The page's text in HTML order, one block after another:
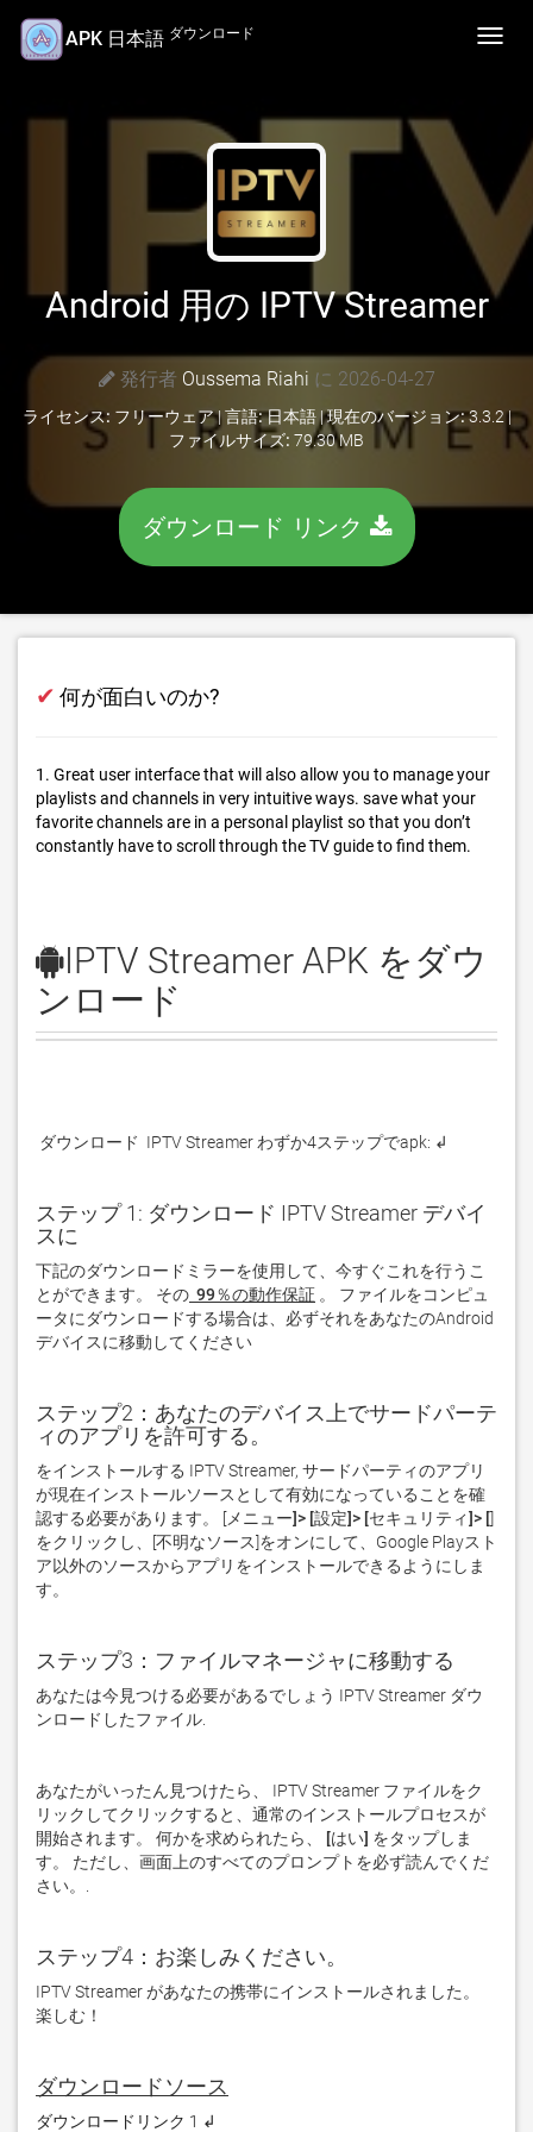
APK 日本語 ダウンロード
Android 用の IPTV Streamer
発行者 Oussema Riahi に 2026-04-27
ライセンス: フリーウェア |言語:日本語 |現在のバージョン:3.3.2 |
ファイルサイズ: 79.30 MB
ダウンロード リンク
✔ 何が面白いのか?
1. Great user interface that will also allow you to manage your
playlists and channels in very intuitive ways. save what your
favorite channels are in a personal playlist so that you don’t
constantly have to scroll through the TV guide to find them.
IPTV Streamer APK をダウ
ンロード
ダウンロード  IPTV Streamer わずか4ステップでapk: ↲
ステップ 1: ダウンロード IPTV Streamer デバイ
スに
下記のダウンロードミラーを使用して、今すぐこれを行うこ
とができます。 その 99％の動作保証 。 ファイルをコンピュ
ータにダウンロードする場合は、必ずそれをあなたのAndroid
デバイスに移動してください
ステップ2：あなたのデバイス上でサードパーテ
ィのアプリを許可する。
をインストールする IPTV Streamer, サードパーティのアプリ
が現在インストールソースとして有効になっていることを確
認する必要があります。 [メニュー]> [設定]> [セキュリティ]> []
をクリックし、[不明なソース]をオンにして、Google Playスト
ア以外のソースからアプリをインストールできるようにしま
す。
ステップ3：ファイルマネージャに移動する
あなたは今見つける必要があるでしょう IPTV Streamer ダウ
ンロードしたファイル.
あなたがいったん見つけたら、 IPTV Streamer ファイルをク
リックしてクリックすると、通常のインストールプロセスが
開始されます。 何かを求められたら、
[はい] をタップしま
す。 ただし、画面上のすべてのプロンプトを必ず読んでくだ
さい。.
ステップ4：お楽しみください。
IPTV Streamer があなたの携帯にインストールされました。
楽しむ！
ダウンロードソース
ダウンロードリンク 1 ↲